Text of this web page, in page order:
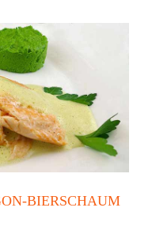
BIERSCHAUM